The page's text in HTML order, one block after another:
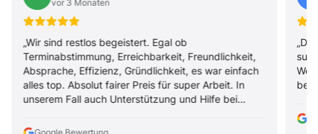
vor 3 Monaten
„Wir sind restlos begeistert. Egal ob
Terminabstimmung, Erreichbarkeit, Freundlichkeit,
Absprache, Effizienz, Gründlichkeit, es war einfach
alles top. Absolut fairer Preis für super Arbeit. In
unserem Fall auch Unterstützung und Hilfe bei
schnell und absolut dienstleistungs- und